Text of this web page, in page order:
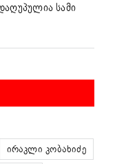
სამი
ირაკლი კობახიძე